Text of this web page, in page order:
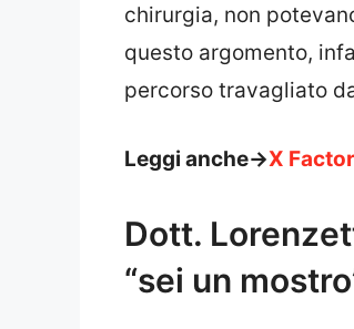
chirurgia, non
questo argomento,
percorso travagliato
Leggi anche->X
Dott.
“sei un